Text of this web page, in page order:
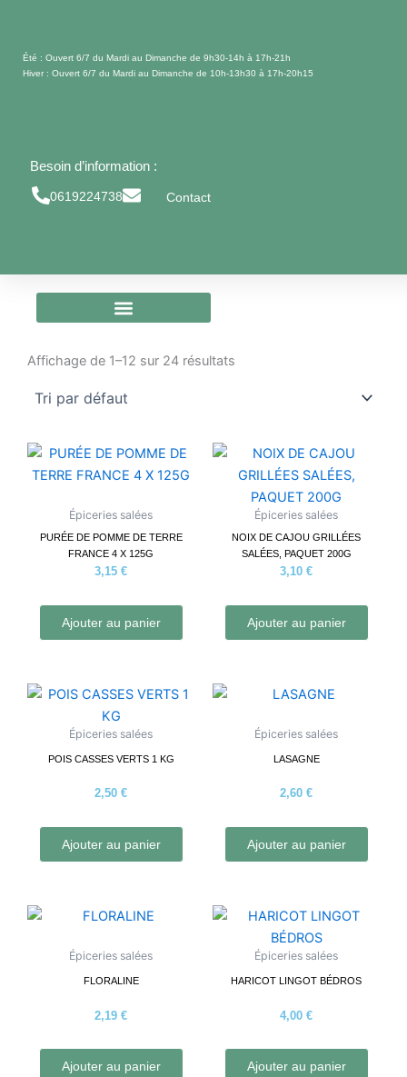
contenuÉté : Ouvert 6/7 du Mardi au Dimanche de 9h30-14h à 17h-21h
Hiver : Ouvert 6/7 du Mardi au Dimanche de 10h-13h30 à 17h-20h15
Besoin d’information :
0619224738 Contact
Affichage de 1–12 sur 24 résultats
Épiceries salées
PURÉE DE POMME DE TERRE
FRANCE 4 X 125G
3,15 €
Ajouter au panier
Épiceries salées
NOIX DE CAJOU GRILLÉES
SALÉES, PAQUET 200G
3,10 €
Ajouter au panier
Épiceries salées
POIS CASSES VERTS 1 KG
2,50 €
Ajouter au panier
Épiceries salées
LASAGNE
2,60 €
Ajouter au panier
Épiceries salées
FLORALINE
2,19 €
Ajouter au panier
Épiceries salées
HARICOT LINGOT BÉDROS
4,00 €
Ajouter au panier